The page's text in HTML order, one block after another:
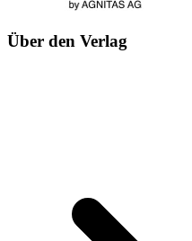
Über den Verlag